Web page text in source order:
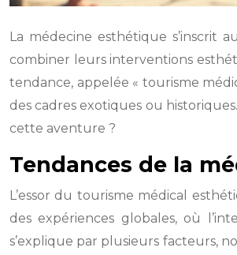
La médecine esthétique s’inscrit
combiner leurs interventions
tendance, appelée « tourisme
des cadres exotiques ou
cette aventure ?
Tendances de la
L’essor du tourisme médical
des expériences globales, où
s’explique par plusieurs facteurs,